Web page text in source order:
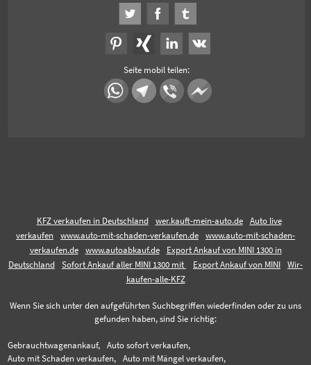
Seite mobil teilen:
KFZ verkaufen in Deutschland wer.kauft-mein-auto.de
Auto live
verkaufen
www.auto-mit-schaden-verkaufen.de
www.auto-mit-schaden-
verkaufen.de
www.autoabkauf.de
Export Ankauf von MINI 1300 in
Deutschland
Sofort Ankauf aller MINI 1300 mit Export Ankauf von MINI
Wir-
kaufen-alle-KFZ
Wenn Sie sich unter den aufgeführten Suchbegriffen wiederfinden oder zu uns
gefunden haben, sind Sie richtig:
Gebrauchtwagenankauf,
Auto sofort verkaufen,
Auto mit Schaden verkaufen,
Auto mit Mängel verkaufen,